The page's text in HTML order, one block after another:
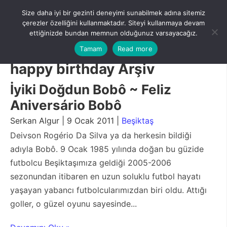
content
Menu
happy birthday Arşiv
İyiki Doğdun Bobô ~ Feliz
Aniversário Bobô
Serkan Algur | 9 Ocak 2011 | Beşiktaş
Deivson Rogério Da Silva ya da herkesin bildiği
adıyla Bobô. 9 Ocak 1985 yılında doğan bu güzide
futbolcu Beşiktaşımıza geldiği 2005-2006
sezonundan itibaren en uzun soluklu futbol hayatı
yaşayan yabancı futbolcularımızdan biri oldu. Attığı
goller, o güzel oyunu sayesinde...
Size daha iyi bir gezinti deneyimi sunabilmek adına sitemiz
çerezler özelliğini kullanmaktadır. Siteyi kullanmaya devam
ettiğinizde bundan memnun olduğunuz varsayacağız.
Tamam
Read more